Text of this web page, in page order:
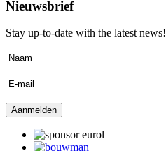
Nieuwsbrief
Stay up-to-date with the latest news!